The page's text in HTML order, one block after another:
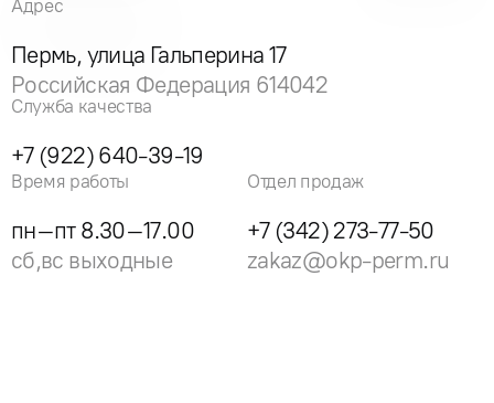
Адрес
Пермь, улица Гальперина 17
Российская Федерация 614042
Служба качества
+7 (922) 640-39-19
Время работы
пн–пт 8.30–17.00
сб,вс выходные
Отдел продаж
+7 (342) 273-77-50
zakaz@okp-perm.ru